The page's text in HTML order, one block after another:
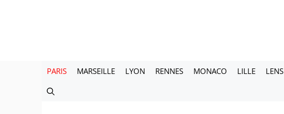
PARIS MARSEILLE LYON RENNES MONACO LILLE LENS